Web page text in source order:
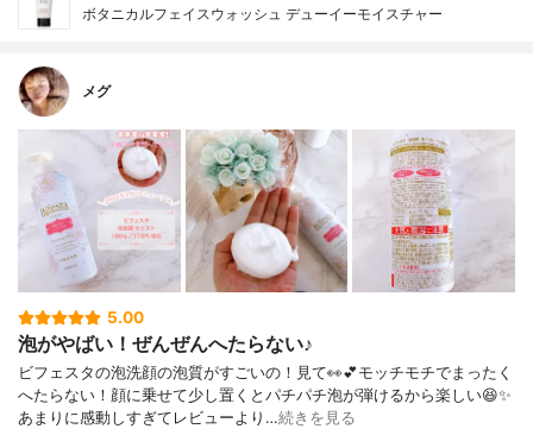
ボタニカルフェイスウォッシュ デューイーモイスチャー
メグ
5.00
泡がやばい！ぜんぜんへたらない♪
ビフェスタの泡洗顔の泡質がすごいの！見て👀💕モッチモチでまったく
へたらない！顔に乗せて少し置くとパチパチ泡が弾けるから楽しい😆✨
あまりに感動しすぎてレビューより…続きを見る